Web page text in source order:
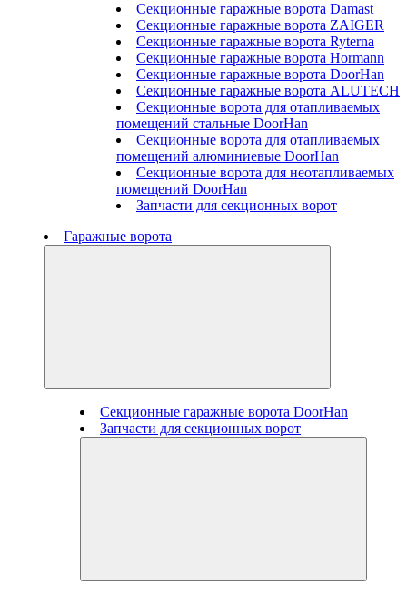
Секционные гаражные ворота Damast
Секционные гаражные ворота ZAIGER
Секционные гаражные ворота Ryterna
Секционные гаражные ворота Hormann
Секционные гаражные ворота DoorHan
Секционные гаражные ворота ALUTECH
Секционные ворота для отапливаемых
помещений стальные DoorHan
Секционные ворота для отапливаемых
помещений алюминиевые DoorHan
Секционные ворота для неотапливаемых
помещений DoorHan
Запчасти для секционных ворот
Гаражные ворота
Секционные гаражные ворота DoorHan
Запчасти для секционных ворот